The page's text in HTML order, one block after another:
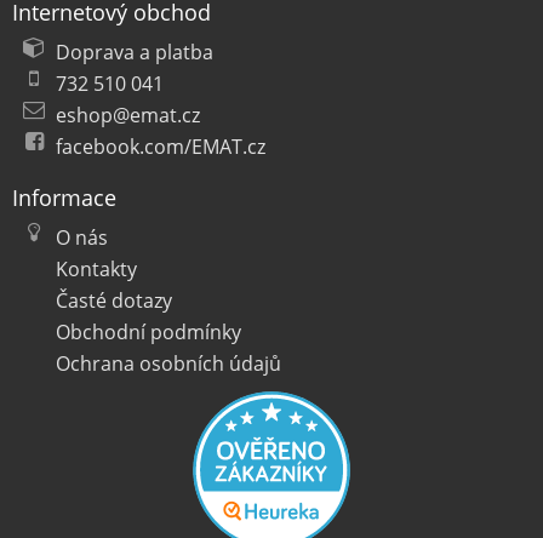
Internetový obchod
Doprava a platba
732 510 041
eshop@emat.cz
facebook.com/EMAT.cz
Informace
O nás
Kontakty
Časté dotazy
Obchodní podmínky
Ochrana osobních údajů